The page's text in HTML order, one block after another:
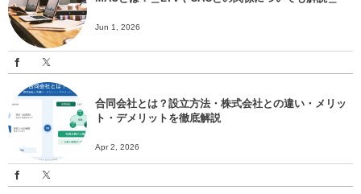
Jun 1, 2026
合同会社とは？設立方法・株式会社との違い・メリッ
ト・デメリットを徹底解説
Apr 2, 2026